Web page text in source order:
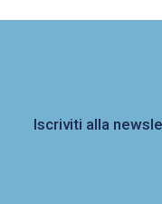
Iscriviti alla